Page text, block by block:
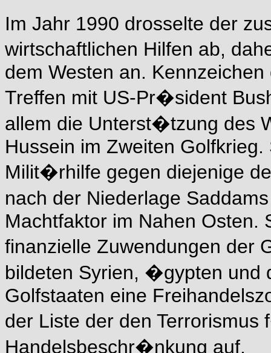
Im Jahr 1990 drosselte der
wirtschaftlichen Hilfen ab,
dem Westen an.
Treffen mit US-Pr�sident
allem die Unterst�tzung des
Hussein im Zweiten
Milit�rhilfe gegen diejenige
nach der Niederlage
Machtfaktor im Nahen Osten.
finanzielle Zuwendungen der
bildeten Syrien, �gypten und
Golfstaaten eine
der Liste der den
Handelsbeschr�nkung auf.